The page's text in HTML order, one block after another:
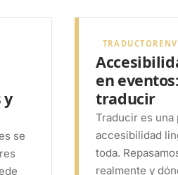
y
se
en
traducir
Traducir es una
accesibilidad
toda.
realmente y